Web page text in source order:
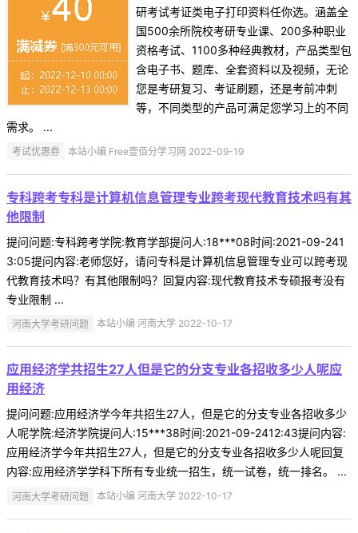
研考试考证类电子打印资料任你选。涵盖全
国500余所院校考研专业课、200多种职业
资格考试、1100多种经典教材，产品类型包
含电子书、题库、全套资料以及视频，无论
您是考研复习、考证刷题，还是考前冲刺
等，不同类型的产品可满足您学习上的不同
需求。 ...
考试优惠券 本站小编 Free壹佰分学习网 2022-09-19
专科跨考专科是计算机信息管理专业跨考现代教育技术吗有其
他限制
提问问题:专科跨考学院:教育学部提问人:18***08时间:2021-09-241
3:05提问内容:老师您好，请问专科是计算机信息管理专业可以跨考现
代教育技术吗？有其他限制吗？回复内容:现代教育技术专硕报考没有
专业限制 ...
河南大学考研问题 本站小编 河南大学 2022-10-17
应用经济学共招生27人但是它的分支专业各招收多少人呢应
用经济
提问问题:应用经济学今年共招生27人，但是它的分支专业各招收多少
人呢学院:经济学院提问人:15***38时间:2021-09-2412:43提问内容:
应用经济学今年共招生27人，但是它的分支专业各招收多少人呢回复
内容:应用经济学学科下所有专业统一招生，统一试卷，统一排名。 ...
河南大学考研问题 本站小编 河南大学 2022-10-17